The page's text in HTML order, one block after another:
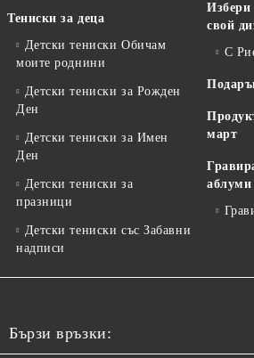
Тениски за деца
Детски тениски Обичам
моите роднини
Детски тениски за Рожден
Ден
Детски тениски за Имен
Ден
Детски тениски за
празници
Детски тениски със Забавни
надписи
Избери
свой
С
март
аблуми
Бързи връзки: